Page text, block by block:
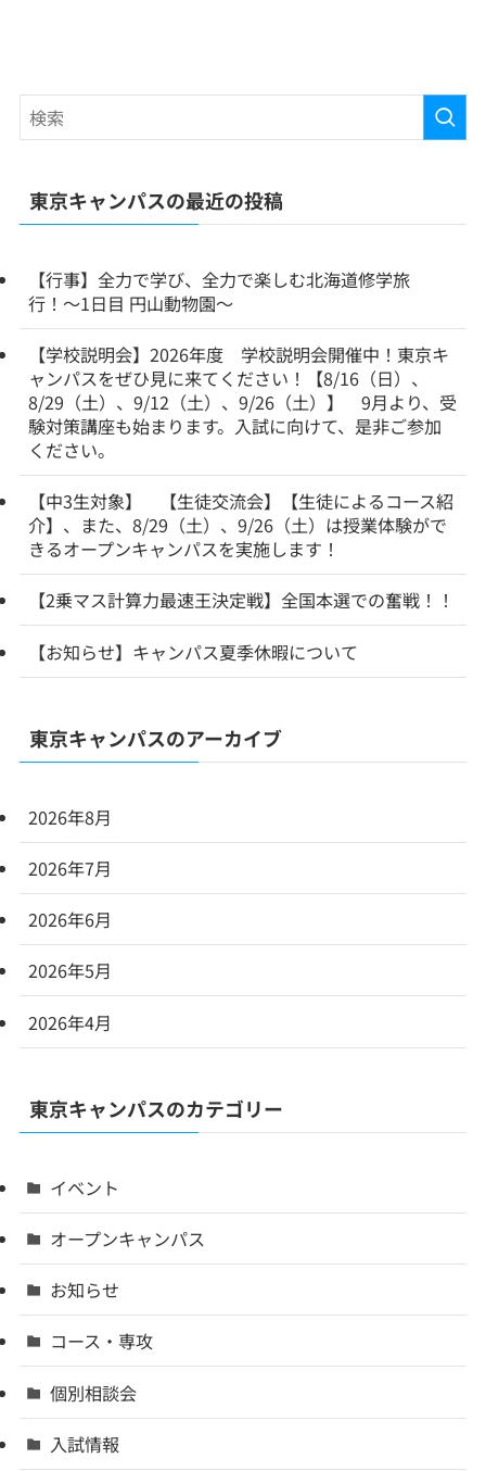
東京キャンパスの最近の投稿
【行事】全力で学び、全力で楽しむ北海道修学旅
行！〜1日目 円山動物園〜
【学校説明会】2026年度 学校説明会開催中！東京キ
ャンパスをぜひ見に来てください！【8/16（日）、
8/29（土）、9/12（土）、9/26（土）】 9月より、受
験対策講座も始まります。入試に向けて、是非ご参加
ください。
【中3生対象】 【生徒交流会】【生徒によるコース紹
介】、また、8/29（土）、9/26（土）は授業体験がで
きるオープンキャンパスを実施します！
【2乗マス計算力最速王決定戦】全国本選での奮戦！！
【お知らせ】キャンパス夏季休暇について
東京キャンパスのアーカイブ
2026年8月
2026年7月
2026年6月
2026年5月
2026年4月
東京キャンパスのカテゴリー
イベント
オープンキャンパス
お知らせ
コース・専攻
個別相談会
入試情報